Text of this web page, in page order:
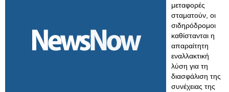
μεταφορές
σταματούν, οι
σιδηρόδρομοι
καθίστανται η
απαραίτητη
εναλλακτική
λύση για τη
διασφάλιση της
συνέχειας της